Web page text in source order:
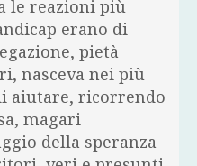
le reazioni più
erano di
pietà
nasceva nei più
aiutare, ricorrendo
magari
della speranza